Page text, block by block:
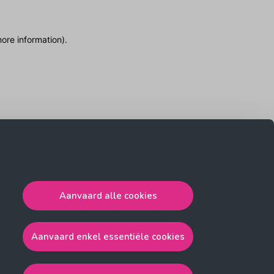
Aanvaard alle cookies
Aanvaard enkel essentiële cookies
information).